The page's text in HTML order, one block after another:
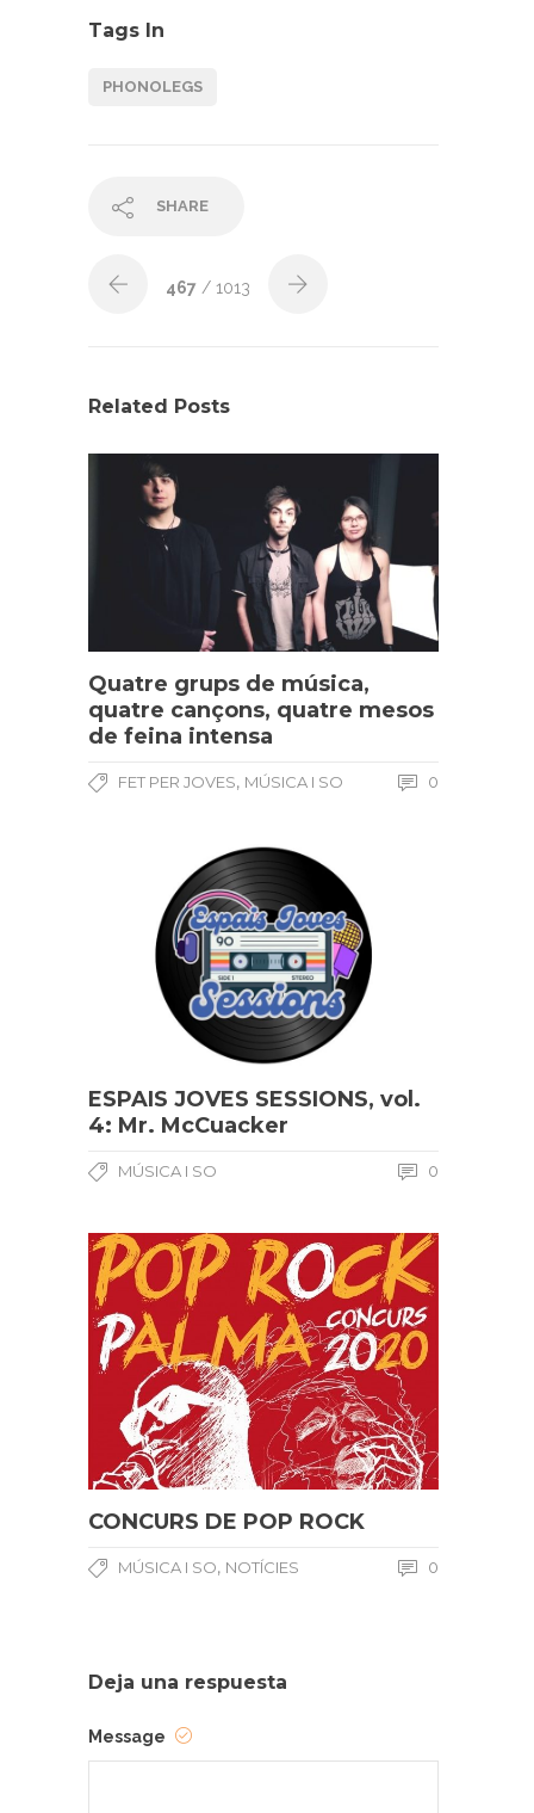
Tags In
PHONOLEGS
SHARE
467 / 1013
Related Posts
Quatre grups de música,
quatre cançons, quatre mesos
de feina intensa
FET PER JOVES, MÚSICA I SO 0
ESPAIS JOVES SESSIONS, vol.
4: Mr. McCuacker
MÚSICA I SO 0
CONCURS DE POP ROCK
MÚSICA I SO, NOTÍCIES 0
Deja una respuesta
Message